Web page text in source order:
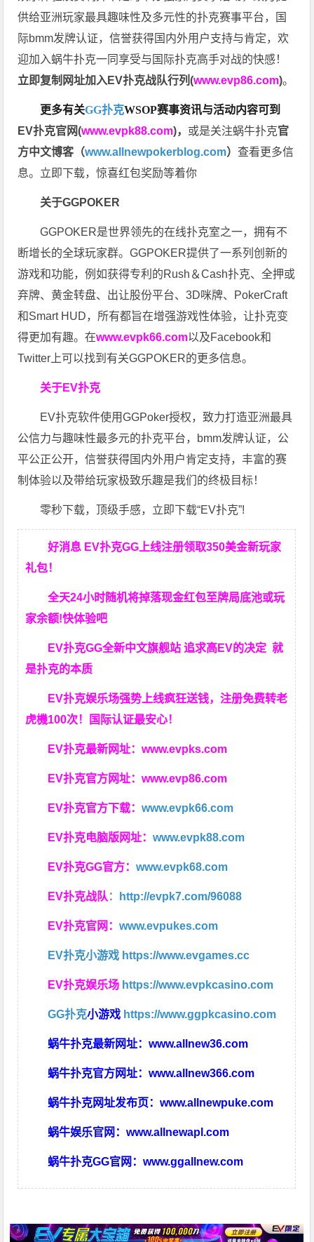
供给亚洲玩家最具趣味性及多元性的扑克赛事平台，国
际bmm发牌认证，信誉获得国内外用户支持与肯定，欢
迎加入蜗牛扑克一同享受与国际扑克高手对战的快感！
立即复制网址加入EV扑克战队行列(www.evp86.com)。
更多有关GG扑克WSOP赛事资讯与活动内容可到
EV扑克官网(www.evpk88.com)， 或是关注蜗牛扑克官
方中文博客（www.allnewpokerblog.com）查看更多信
息。立即下载，惊喜红包奖励等着你
关于GGPOKER
GGPOKER是世界领先的在线扑克室之一，拥有不
断增长的全球玩家群。GGPOKER提供了一系列创新的
游戏和功能，例如获得专利的Rush＆Cash扑克、全押或
弃牌、黄金转盘、出让股份平台、3D咪牌、PokerCraft
和Smart HUD，所有都旨在增强游戏性体验，让扑克变
得更加有趣。在www.evpk66.com以及Facebook和
Twitter上可以找到有关GGPOKER的更多信息。
关于EV扑克
EV扑克软件使用GGPoker授权，致力打造亚洲最具
公信力与趣味性最多元的扑克平台，bmm发牌认证，公
平公正公开，信誉获得国内外用户肯定支持，丰富的赛
制体验以及带给玩家极致乐趣是我们的终极目标！
零秒下载，顶级手感，立即下载“EV扑克”!
好消息 EV扑克GG上线注册领取350美金新玩家
礼包！
全天24小时随机将掉落现金红包至牌局底池或玩
家余额!快体验吧
EV扑克GG全新中文旗舰站 追求高EV的决定就
是扑克的本质
EV扑克娱乐场强势上线疯狂送钱，注册免费转老
虎機100次！国际认证最安心！
EV扑克最新网址：www.evpks.com
EV扑克官方网址：www.evp86.com
EV扑克官方下载：www.evpk66.com
EV扑克电脑版网址：www.evpk88.com
EV扑克GG官方：www.evpk68.com
EV扑克战队： http://evpk7.com/96088
EV扑克官网：www.evpukes.com
EV扑克小游戏 https://www.evgames.cc
EV扑克娱乐场 https://www.evpkcasino.com
GG扑克小游戏 https://www.ggpkcasino.com
蜗牛扑克最新网址：www.allnew36.com
蜗牛扑克官方网址：www.allnew366.com
蜗牛扑克网址发布页：www.allnewpuke.com
蜗牛娱乐官网：www.allnewapl.com
蜗牛扑克GG官网：www.ggallnew.com